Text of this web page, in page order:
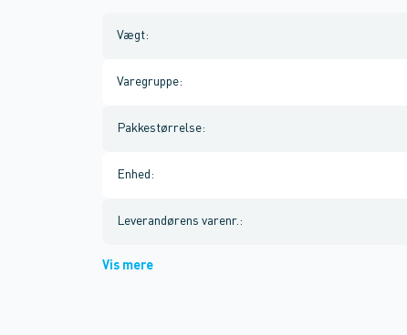
Vægt:
Varegruppe:
Pakkestørrelse:
Enhed :
Leverandørens varenr. :
Vis mere